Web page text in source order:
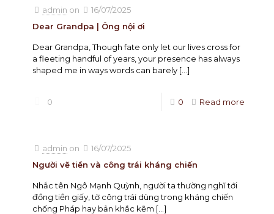
admin on
16/07/2025
Dear Grandpa | Ông nội ơi
Dear Grandpa, Though fate only let our lives cross for
a fleeting handful of years, your presence has always
shaped me in ways words can barely […]
0 0 Read more
admin on
16/07/2025
Người vẽ tiền và công trái kháng chiến
Nhắc tên Ngô Mạnh Quỳnh, người ta thường nghĩ tới
đồng tiền giấy, tờ công trái dùng trong kháng chiến
chống Pháp hay bản khắc kẽm […]